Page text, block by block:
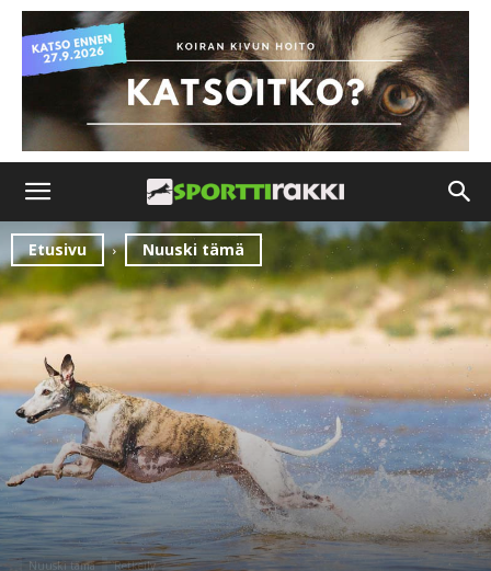
Etusivu Nuuski tämä
Nuuski tämä Retkeily